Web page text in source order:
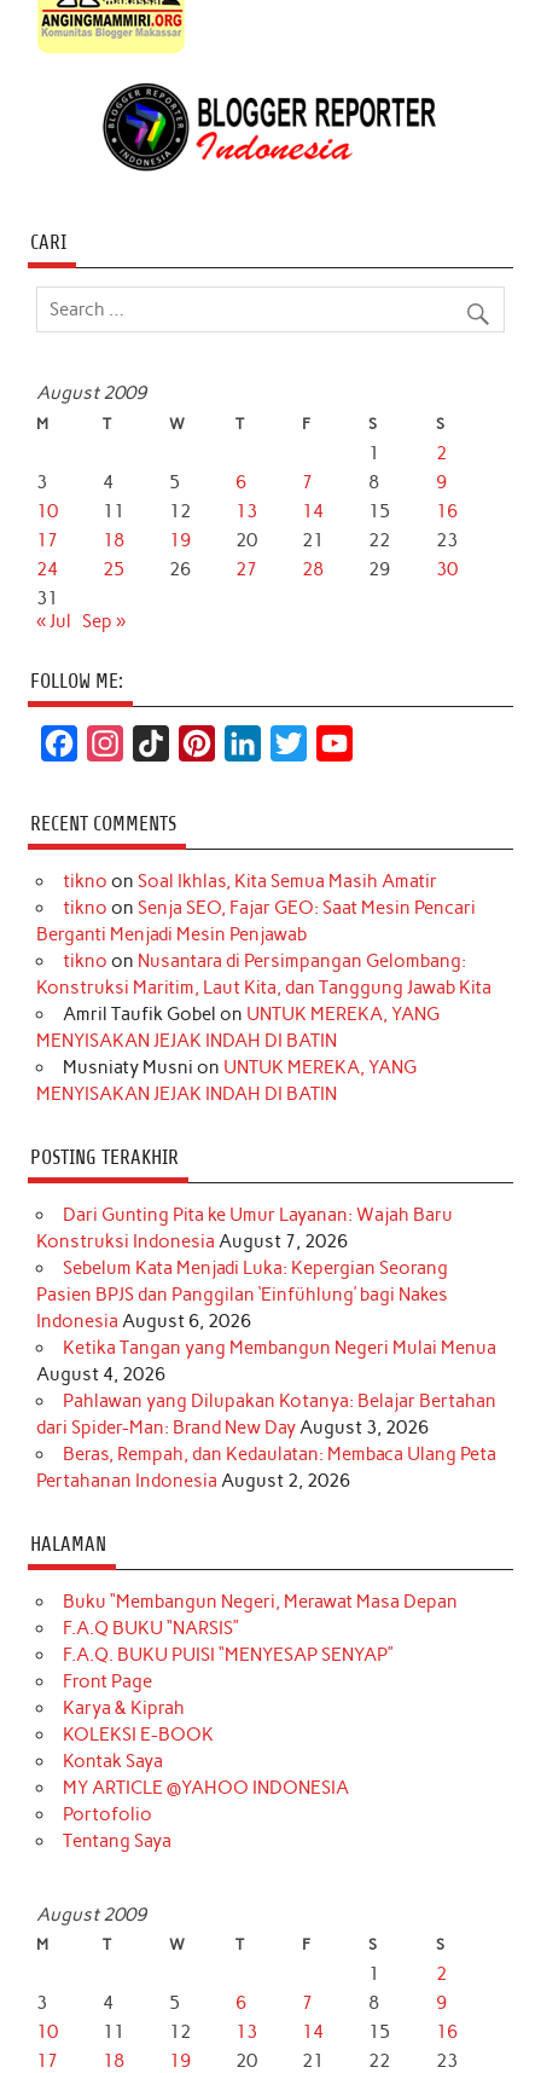
CARI
August 2009
M T W T F S S
1
2
3
4 5 6 7 8
9
10
11 12 13 14 15
16
17
18 19 20 21 22
23
24
25 26 27 28 29
30
31
« Jul Sep »
FOLLOW ME:
c
e
b
o
k
s
t
a
r
a
m
k
T
o
k
t
e
r
e
s
t
k
e
d
I
n
t
t
r
T
u
e
RECENT COMMENTS
tikno on Soal Ikhlas, Kita Semua Masih Amatir
tikno on Senja SEO, Fajar GEO: Saat Mesin Pencari
Berganti Menjadi Mesin Penjawab
tikno on Nusantara di Persimpangan Gelombang:
Konstruksi Maritim, Laut Kita, dan Tanggung Jawab Kita
Amril Taufik Gobel on UNTUK MEREKA, YANG
MENYISAKAN JEJAK INDAH DI BATIN
Musniaty Musni on UNTUK MEREKA, YANG
MENYISAKAN JEJAK INDAH DI BATIN
POSTING TERAKHIR
Dari Gunting Pita ke Umur Layanan: Wajah Baru
Konstruksi Indonesia August 7, 2026
Sebelum Kata Menjadi Luka: Kepergian Seorang
Pasien BPJS dan Panggilan ‘Einfühlung’ bagi Nakes
Indonesia August 6, 2026
Ketika Tangan yang Membangun Negeri Mulai Menua
August 4, 2026
Pahlawan yang Dilupakan Kotanya: Belajar Bertahan
dari Spider-Man: Brand New DayAugust 3, 2026
Beras, Rempah, dan Kedaulatan: Membaca Ulang Peta
Pertahanan Indonesia August 2, 2026
HALAMAN
Buku “Membangun Negeri, Merawat Masa Depan
F.A.Q BUKU “NARSIS”
F.A.Q. BUKU PUISI “MENYESAP SENYAP”
Front Page
Karya & Kiprah
KOLEKSI E-BOOK
Kontak Saya
MY ARTICLE @YAHOO INDONESIA
Portofolio
Tentang Saya
August 2009
M T W T F S S
1
2
3
4 5 6 7 8
9
10
11 12 13 14 15
16
17
18 19 20 21 22 23